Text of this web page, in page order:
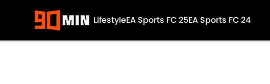
LifestyleEA Sports FC 25EA Sports FC 24